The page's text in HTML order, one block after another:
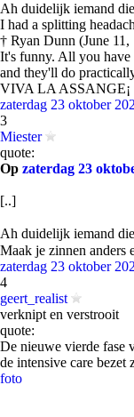
Ah duidelijk iemand
I had a splitting
† Ryan Dunn (June
It's funny. All you have
and they'll do
VIVA LA ASSANGE¡
zaterdag 23 oktober
3
Miester
quote:
Op zaterdag 23
[..]
Ah duidelijk iemand
Maak je zinnen anders
zaterdag 23 oktober
4
geert_realist
verknipt en verstrooit
quote:
De nieuwe vierde fase
de intensive care bezet
foto